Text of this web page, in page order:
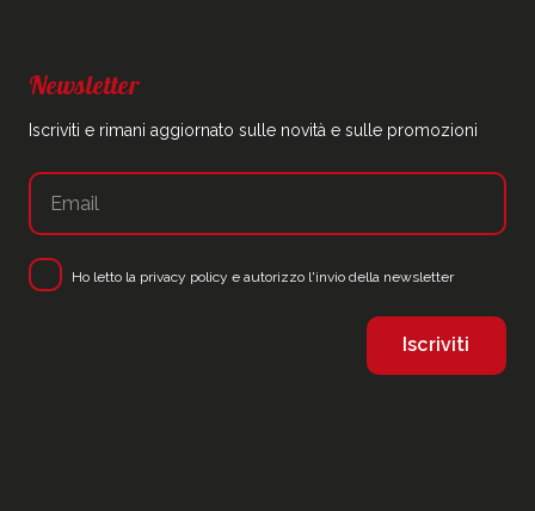
Newsletter
Iscriviti e rimani aggiornato sulle novità e sulle promozioni
Ho letto la privacy policy e autorizzo l'invio della newsletter